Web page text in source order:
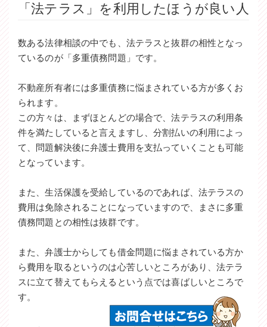
「法テラス」を利用したほうが良い人
数ある法律相談の中でも、法テラスと抜群の相性となっ
ているのが「多重債務問題」です。
不動産所有者には多重債務に悩まされている方が多くお
られます。
この方々は、まずほとんどの場合で、法テラスの利用条
件を満たしていると言えますし、分割払いの利用によっ
て、問題解決後に弁護士費用を支払っていくことも可能
となっています。
また、生活保護を受給しているのであれば、法テラスの
費用は免除されることになっていますので、まさに多重
債務問題との相性は抜群です。
また、弁護士からしても借金問題に悩まされている方か
ら費用を取るというのは心苦しいところがあり、法テラ
スに立て替えてもらえるという点では喜ばしいところで
す。